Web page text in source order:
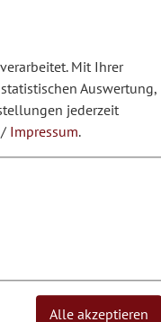
Mit Ihrer
Auswertung,
jederzeit
/ Impressum.
Alle akzeptieren